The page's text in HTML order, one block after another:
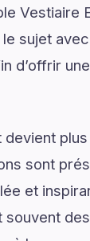
Vestiaire
sujet
d’offrir
devient
sont
et